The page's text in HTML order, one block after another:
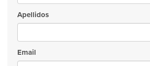
Apellidos
Email